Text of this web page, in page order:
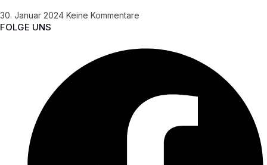
30. Januar 2024 Keine Kommentare
FOLGE UNS